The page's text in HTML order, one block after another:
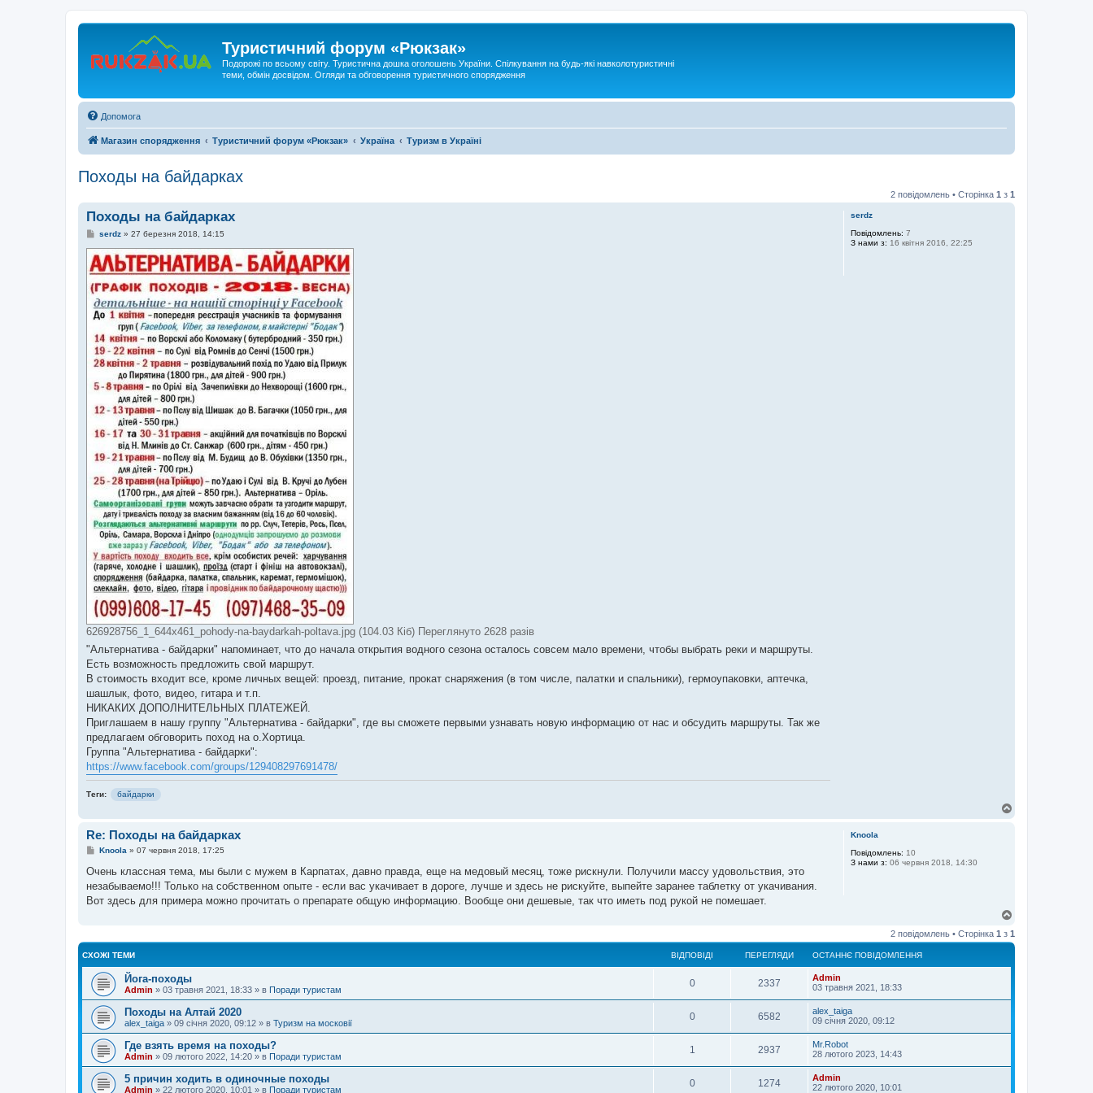
Туристичний форум «Рюкзак»
Подорожі по всьому світу. Туристична дошка оголошень України. Спілкування на будь-які навколотуристичні
теми, обмін досвідом. Огляди та обговорення туристичного спорядження
Допомога
Магазин спорядження Туристичний форум «Рюкзак» Україна Туризм в Україні
Походы на байдарках
2 повідомлень • Сторінка 1 з 1
serdz
Повідомлень: 7
З нами з: 16 квітня 2016, 22:25
Походы на байдарках
П
в
і
д
о
м
л
е
н
я
serdz» 27 березня 2018, 14:15
626928756_1_644x461_pohody-na-baydarkah-poltava.jpg (104.03 Кіб) Переглянуто 2628 разів
"Альтернатива - байдарки" напоминает, что до начала открытия водного сезона осталось совсем мало времени, чтобы выбрать реки и маршруты.
Есть возможность предложить свой маршрут.
В стоимость входит все, кроме личных вещей: проезд, питание, прокат снаряжения (в том числе, палатки и спальники), гермоупаковки, аптечка,
шашлык, фото, видео, гитара и т.п.
НИКАКИХ ДОПОЛНИТЕЛЬНЫХ ПЛАТЕЖЕЙ.
Приглашаем в нашу группу "Альтернатива - байдарки", где вы сможете первыми узнавать новую информацию от нас и обсудить маршруты. Так же
предлагаем обговорить поход на о.Хортица.
Группа "Альтернатива - байдарки":
https://www.facebook.com/groups/129408297691478/
Теги: байдарки
Knoola
Повідомлень: 10
З нами з: 06 червня 2018, 14:30
Re: Походы на байдарках
П
в
д
о
я
Knoola » 07 червня 2018, 17:25
Очень классная тема, мы были с мужем в Карпатах, давно правда, еще на медовый месяц, тоже рискнули. Получили массу удовольствия, это
незабываемо!!! Только на собственном опыте - если вас укачивает в дороге, лучше и здесь не рискуйте, выпейте заранее таблетку от укачивания.
Вот здесь для примера можно прочитать о препарате общую информацию. Вообще они дешевые, так что иметь под рукой не помешает.
г
о
2 повідомлень • Сторінка 1 з 1
СХОЖІ ТЕМИ ВІДПОВІДІ ПЕРЕГЛЯДИ ОСТАННЄ ПОВІДОМЛЕННЯ
Йога-походы
Admin » 03 травня 2021, 18:33 » в Поради туристам
0 2337
Admin
03 травня 2021, 18:33
Походы на Алтай 2020
alex_taiga » 09 січня 2020, 09:12 » в Туризм на московії
0 6582
alex_taiga
09 січня 2020, 09:12
Где взять время на походы?
Admin » 09 лютого 2022, 14:20 » в Поради туристам
1 2937
Mr.Robot
28 лютого 2023, 14:43
5 причин ходить в одиночные походы
Admin » 22 лютого 2020, 10:01 » в Поради туристам
0 1274
Admin
22 лютого 2020, 10:01